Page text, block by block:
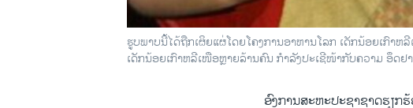
ຮູບພາບນີ້ໄດ້ຖືກເຜິຍແຜ່ໂດຍໂຄງການອາຫານໂລກ ເດັກນ້ອຍເກົາ
ເດັກນ້ອຍເກົາຫລີເໜືອຫຼາຍລ້ານຄົນ ກໍາລັງປະເຊີໜ້າກັບຄວາມ ອຶດຢ
ອົງ​ການສະຫະ​ປະຊາ​ຊາດ​ຮຽກ